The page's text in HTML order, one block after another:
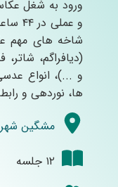
ورود به شغل
و
شاخه های مهم
(دیافراگم،
و ...)، انواع
ها، نوردهی و
مشگین شهر
۱۲ جلسه